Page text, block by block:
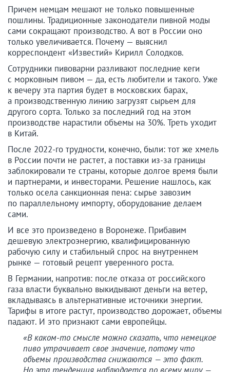
Причем немцам мешают не только повышенные
пошлины. Традиционные законодатели пивной моды
сами сокращают производство. А вот в России оно
только увеличивается. Почему — выяснил
корреспондент «Известий» Кирилл Солодков.
Сотрудники пивоварни разливают последние кеги
с морковным пивом — да, есть любители и такого. Уже
к вечеру эта партия будет в московских барах,
а производственную линию загрузят сырьем для
другого сорта. Только за последний год на этом
производстве нарастили объемы на 30%. Треть уходит
в Китай.
После 2022-го трудности, конечно, были: тот же хмель
в России почти не растет, а поставки из-за границы
заблокировали те страны, которые долгое время были
и партнерами, и инвесторами. Решение нашлось, как
только осела санкционная пена: сырье завозим
по параллельному импорту, оборудование делаем
сами.
И все это произведено в Воронеже. Прибавим
дешевую электроэнергию, квалифицированную
рабочую силу и стабильный спрос на внутреннем
рынке — готовый рецепт уверенного роста.
В Германии, напротив: после отказа от российского
газа власти буквально выкидывают деньги на ветер,
вкладываясь в альтернативные источники энергии.
Тарифы в итоге растут, производство дорожает, объемы
падают. И это признают сами европейцы.
«В каком-то смысле можно сказать, что немецкое
пиво утрачивает свое значение, потому что
объемы производства снижаются — это факт.